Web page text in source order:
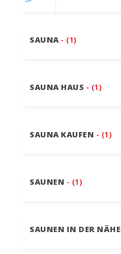
SAUNA - (1)
SAUNA HAUS - (1)
SAUNA KAUFEN - (1)
SAUNEN - (1)
SAUNEN IN DER NÄHE